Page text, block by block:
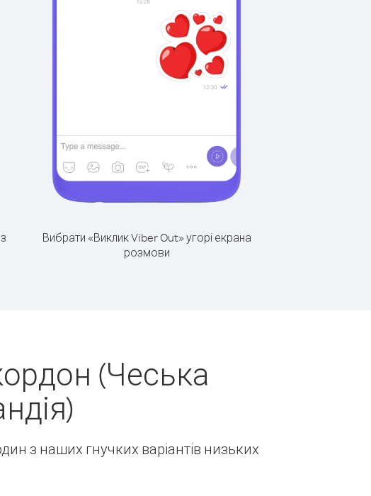
Вибрати «Виклик Viber Out» угорі екрана
розмови
(Чеська
з наших гнучких варіантів низьких